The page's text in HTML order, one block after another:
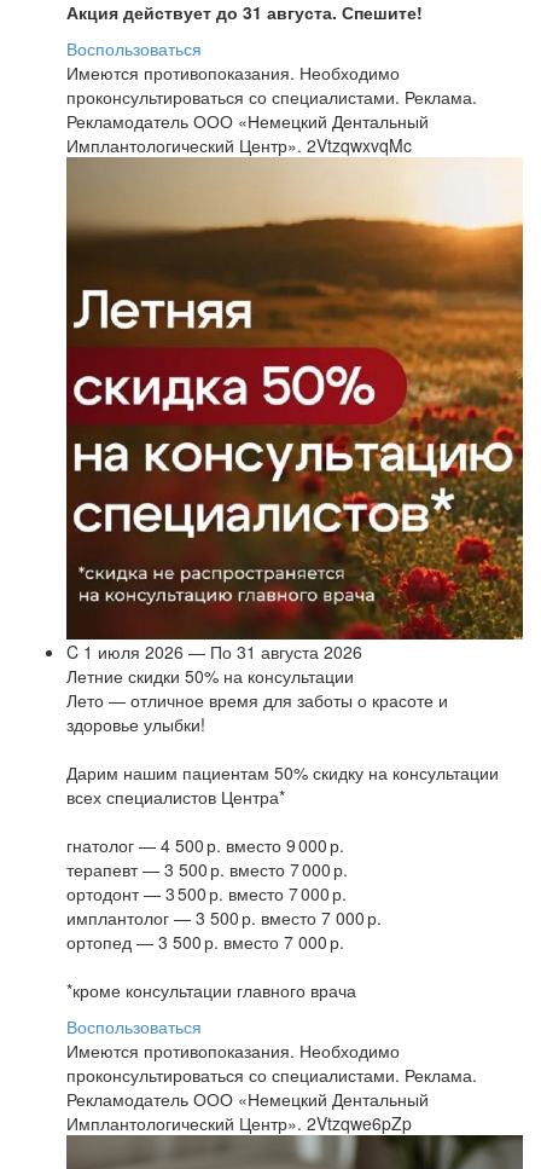
Акция действует до 31 августа. Спешите!
Воспользоваться
Имеются противопоказания. Необходимо
проконсультироваться со специалистами. Реклама.
Рекламодатель ООО «Немецкий Дентальный
Имплантологический Центр». 2VtzqwxvqMc
C 1 июля 2026 — По 31 августа 2026
Летние скидки 50% на консультации
Лето — отличное время для заботы о красоте и
здоровье улыбки!
Дарим нашим пациентам 50% скидку на консультации
всех специалистов Центра*
гнатолог — 4 500 р. вместо 9 000 р.
терапевт — 3 500 р. вместо 7 000 р.
ортодонт — 3 500 р. вместо 7 000 р.
имплантолог — 3 500 р. вместо 7 000 р.
ортопед — 3 500 р. вместо 7 000 р.
*кроме консультации главного врача
Воспользоваться
Имеются противопоказания. Необходимо
проконсультироваться со специалистами. Реклама.
Рекламодатель ООО «Немецкий Дентальный
Имплантологический Центр». 2Vtzqwe6pZp